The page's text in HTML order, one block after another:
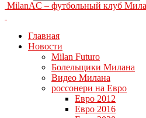
MilanAC – футбольный клуб
Главная
Новости
Milan Futuro
Болельщики Милана
Видео Милана
россонери на Евро
Евро 2012
Евро 2016